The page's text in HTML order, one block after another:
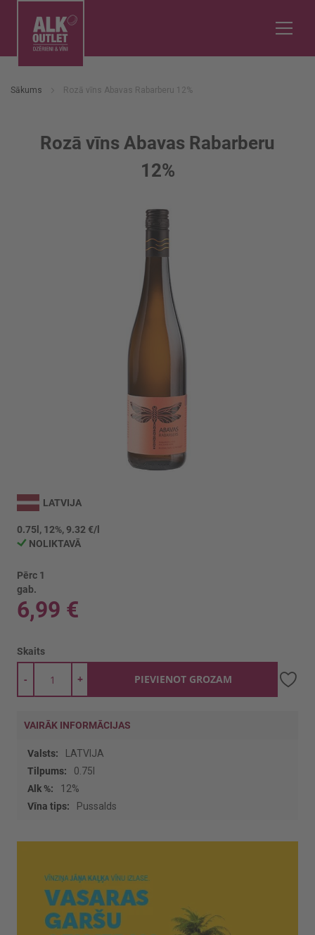
Sākums Rozā vīns Abavas Rabarberu 12%
Rozā vīns Abavas Rabarberu
12%
uz
galerijas
sākumu
LATVIJA
0.75l, 12%, 9.32 €/l
NOLIKTAVĀ
Pērc 1
gab.
6,99 €
Skaits
+
- PIEVIENOT GROZAM
VAIRĀK INFORMĀCIJAS
Vairāk
informācijas
LATVIJA
0.75l
12%
Pussalds